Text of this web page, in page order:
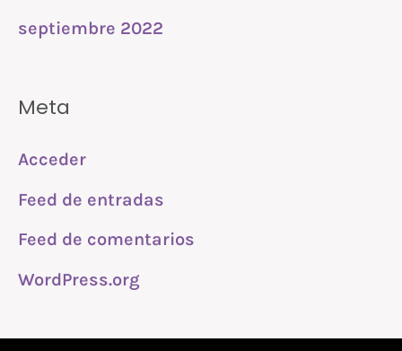
septiembre 2022
Meta
Acceder
Feed de entradas
Feed de comentarios
WordPress.org